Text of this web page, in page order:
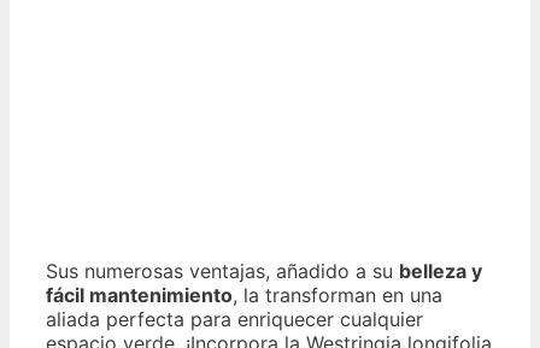
Sus numerosas ventajas, añadido a su belleza y
fácil mantenimiento, la transforman en una
aliada perfecta para enriquecer cualquier
espacio verde. ¡Incorpora la Westringia longifolia